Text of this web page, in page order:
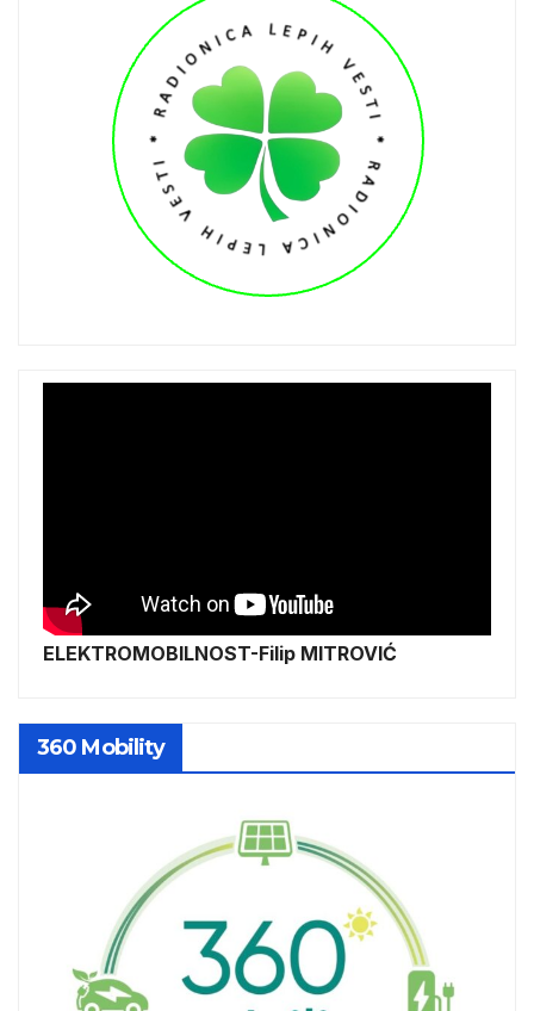
ELEKTROMOBILNOST-Filip MITROVIĆ
360 Mobility